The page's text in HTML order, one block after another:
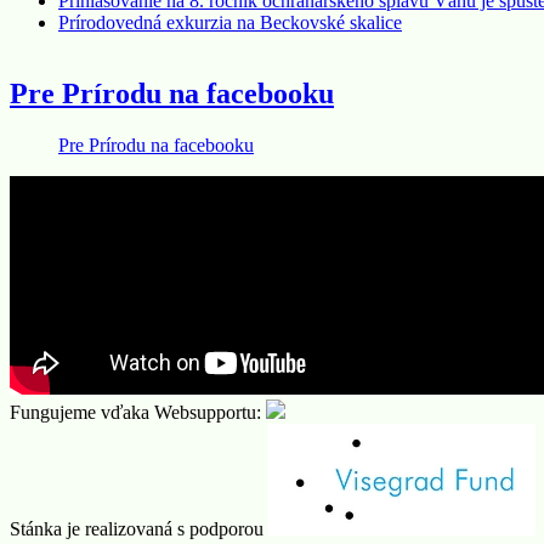
Prírodovedná exkurzia na Beckovské skalice
Pre Prírodu na facebooku
Pre Prírodu na facebooku
Fungujeme vďaka Websupportu:
Stánka je realizovaná s podporou